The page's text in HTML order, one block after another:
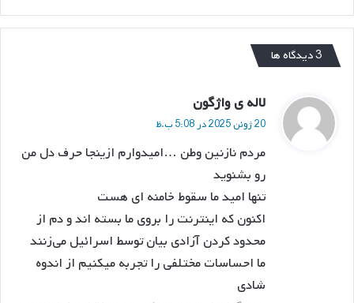
‫3 دیدگاه ها
لاله ی واژگون
ف
:
20 ژوئن 2025 در 5:08 ب.ظ
مردم نازنین وطن …امیدوارم ازینجا حرف دل من
رو بشنوید
تنها امید ما سقوط خامنه ای هست
اکنون که اینترنت را بروی ما بسته اند و دم از
محدود کردن آزادی بیان توسط اسرائیل می‌زنند
ما احساسات مختلفی را تجربه میکنیم از اندوه
شادی